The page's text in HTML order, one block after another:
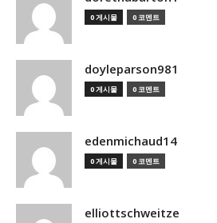
0 게시물 0 코멘트
doyleparson981
0 게시물 0 코멘트
edenmichaud14
0 게시물 0 코멘트
elliottschweitze